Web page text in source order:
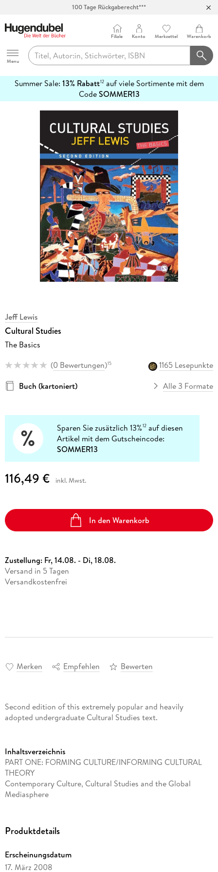
100 Tage Rückgaberecht***
Hugendubel
Menu
Filiale Konto Merkzettel Warenkorb
Summer Sale: 13% Rabatt12auf viele Sortimente mit dem
CodeSOMMER13
erfahren
Jeff Lewis
Cultural Studies
The Basics
(0 Bewertungen)15
1165 Lesepunkte
Buch (kartoniert)
Alle 3 Formate
Sparen Sie zusätzlich 13%12 auf diesen
Artikel mit dem Gutscheincode:
SOMMER13
116,49 € inkl. Mwst.
In den Warenkorb
Zustellung: Fr, 14.08. - Di, 18.08.
Versand in 5 Tagen
Versandkostenfrei
Merken Empfehlen Bewerten
Second edition of this extremely popular and heavily
adopted undergraduate Cultural Studies text.
Inhaltsverzeichnis
PART ONE: FORMING CULTURE/INFORMING CULTURAL
THEORY
Contemporary Culture, Cultural Studies and the Global
Mediasphere
From British Cultural Studies to International Cultural Studies
Language and Culture
PART TWO: CULTURAL LOCATIONS
Feminism
Produktdetails
Erscheinungsdatum
17. März 2008